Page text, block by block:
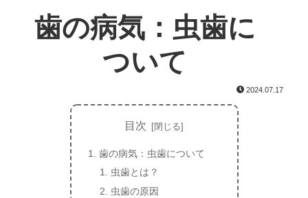
歯の病気：虫歯に
ついて
2024.07.17
目次
歯の病気：虫歯について
虫歯とは？
虫歯の原因